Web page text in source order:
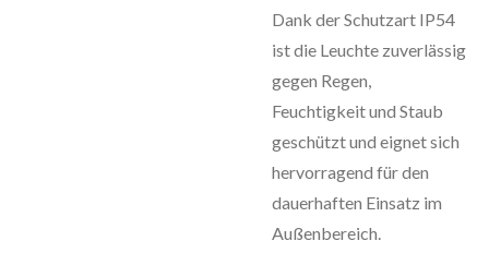
Dank der Schutzart IP54
ist die Leuchte zuverlässig
gegen Regen,
Feuchtigkeit und Staub
geschützt und eignet sich
hervorragend für den
dauerhaften Einsatz im
Außenbereich.